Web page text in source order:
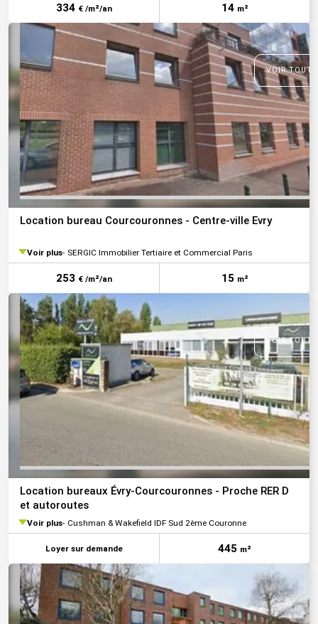
334 € /m²/an 14 m²
VOIR
Location bureau Courcouronnes - Centre-ville Evry
Voir plus SERGIC Immobilier Tertiaire et Commercial Paris
253 € /m²/an 15 m²
VOIR
Location bureaux Évry-Courcouronnes - Proche RER D
et autoroutes
Voir plus Cushman & Wakefield IDF Sud 2ème Couronne
Loyer sur demande 445 m²